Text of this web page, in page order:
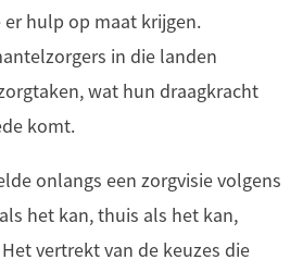
hulp op maat krijgen.
in die landen
wat hun draagkracht
komt.
onlangs een zorgvisie volgens
het kan, thuis als het kan,
vertrekt van de keuzes die